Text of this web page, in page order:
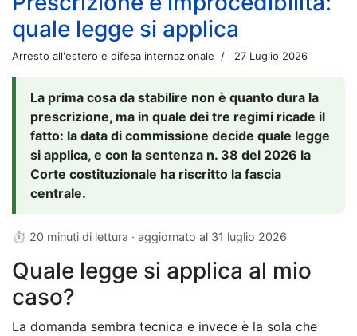
quale legge si applica
Arresto all'estero e difesa internazionale 27 Luglio 2026
La prima cosa da stabilire non è quanto dura la
prescrizione, ma in quale dei tre regimi ricade il
fatto: la data di commissione decide quale legge
si applica, e con la sentenza n. 38 del 2026 la
Corte costituzionale ha riscritto la fascia
centrale.
⏱ 20 minuti di lettura · aggiornato al 31 luglio 2026
Quale legge si applica al mio
caso?
La domanda sembra tecnica e invece è la sola che